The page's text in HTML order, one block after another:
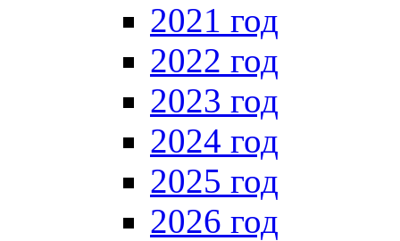
2021 год
2022 год
2023 год
2024 год
2025 год
2026 год